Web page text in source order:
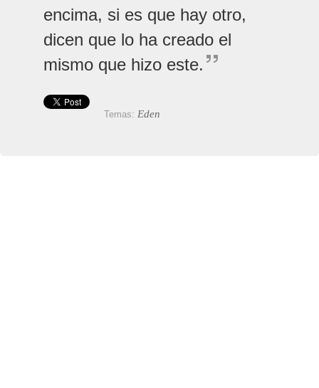
encima, si es que hay otro,
dicen que lo ha creado el
mismo que hizo este.
Temas: Eden